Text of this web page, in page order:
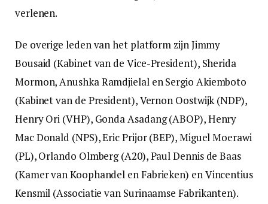
verlenen.
De overige leden van het platform zijn Jimmy
Bousaid (Kabinet van de Vice-President), Sherida
Mormon, Anushka Ramdjielal en Sergio Akiemboto
(Kabinet van de President), Vernon Oostwijk (NDP),
Henry Ori (VHP), Gonda Asadang (ABOP), Henry
Mac Donald (NPS), Eric Prijor (BEP), Miguel Moerawi
(PL), Orlando Olmberg (A20), Paul Dennis de Baas
(Kamer van Koophandel en Fabrieken) en Vincentius
Kensmil (Associatie van Surinaamse Fabrikanten).